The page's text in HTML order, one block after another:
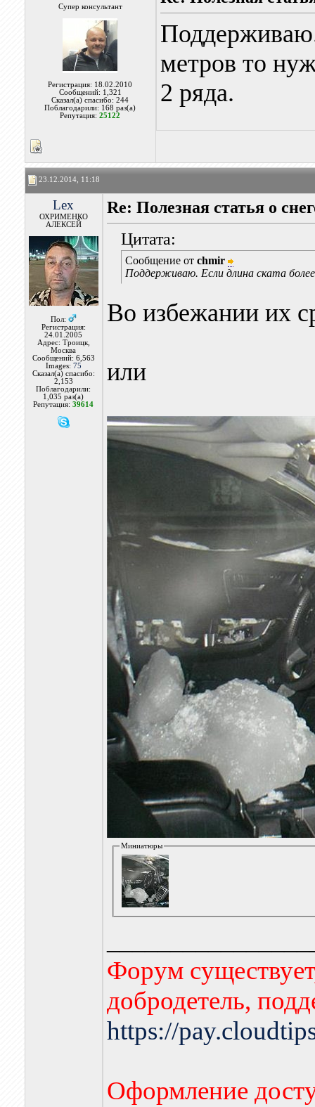
Супер консультант
Регистрация: 18.02.2010
Сообщений: 1,321
Сказал(а) спасибо: 244
Поблагодарили: 168 раз(а)
Репутация:25122
метров то
2 ряда.
23.12.2014, 11:18
Lex
ОХРИМЕНКО
АЛЕКСЕЙ
Пол:
Регистрация:
24.01.2005
Адрес: Троицк,
Москва
Сообщений: 6,563
Images: 75
Сказал(а) спасибо:
2,153
Поблагодарили:
1,035 раз(а)
Репутация:39614
Re: Полезная статья о
Цитата:
Сообщение от chmir
Поддерживаю. Если длина ската
Во избежании их
или
Миниатюры
Форум
добродетель,
https://
Оформление